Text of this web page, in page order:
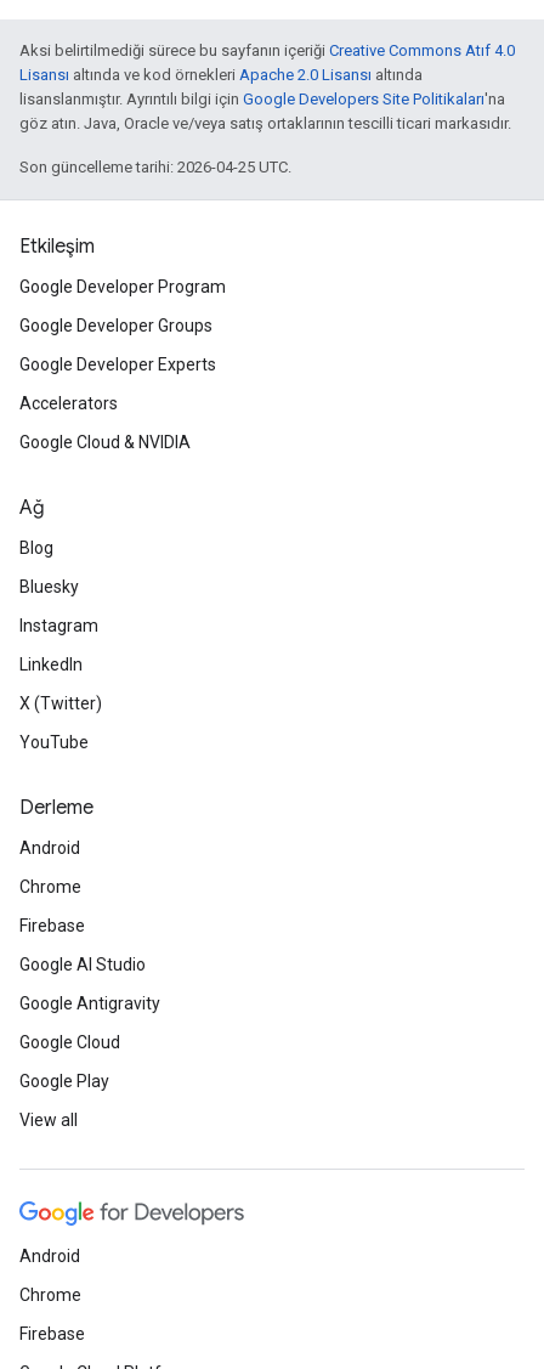
Aksi belirtilmediği sürece bu sayfanın içeriği Creative Commons Atıf 4.0
Lisansı altında ve kod örnekleri Apache 2.0 Lisansı altında
lisanslanmıştır. Ayrıntılı bilgi için Google Developers Site Politikaları'na
göz atın. Java, Oracle ve/veya satış ortaklarının tescilli ticari markasıdır.
Son güncelleme tarihi: 2026-04-25 UTC.
Etkileşim
Google Developer Program
Google Developer Groups
Google Developer Experts
Accelerators
Google Cloud & NVIDIA
Ağ
Blog
Bluesky
Instagram
LinkedIn
X (Twitter)
YouTube
Derleme
Android
Chrome
Firebase
Google AI Studio
Google Antigravity
Google Cloud
Google Play
View all
Android
Chrome
Firebase